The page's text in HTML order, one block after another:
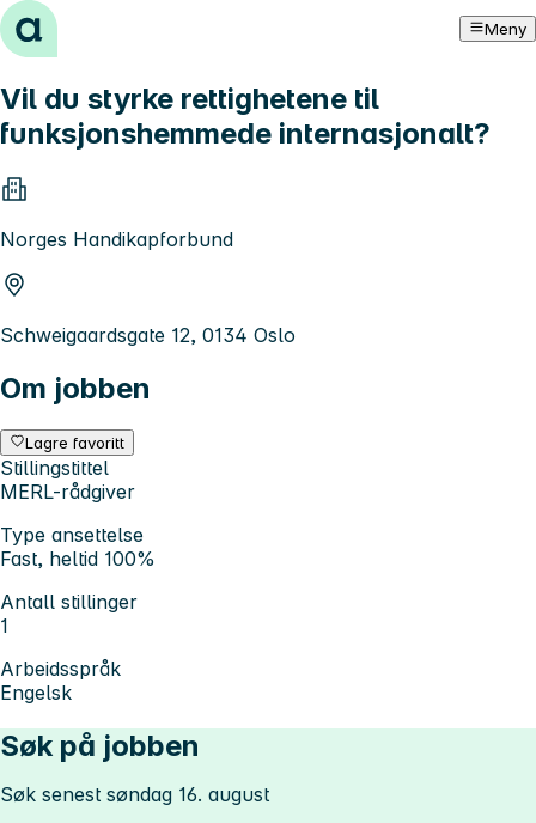
Hopp til innhold Meny
Vil du styrke rettighetene til
funksjonshemmede internasjonalt?
Norges Handikapforbund
Schweigaardsgate 12, 0134 Oslo
Om jobben
Lagre favoritt
Stillingstittel
MERL-rådgiver
Type ansettelse
Fast, heltid 100%
Antall stillinger
1
Arbeidsspråk
Engelsk
Søk på jobben
Søk senest søndag 16. august